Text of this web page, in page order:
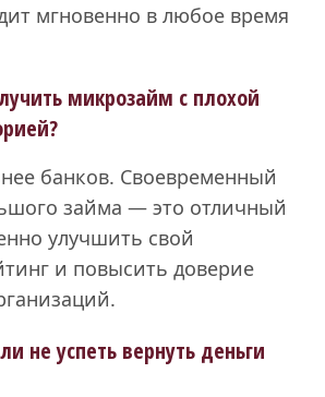
мгновенно в любое время
микрозайм с плохой
банков. Своевременный
займа — это отличный
улучшить свой
и повысить доверие
не успеть вернуть деньги